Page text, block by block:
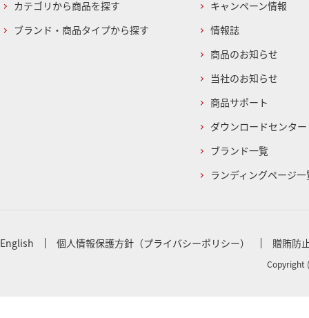
カテゴリから商品を探す
ブランド・商品タイプから探す
キャンペーン情報
情報誌
商品のお知らせ
当社のお知らせ
商品サポート
ダウンロードセンター
ブランド一覧
ランディングページ一
English 個人情報保護方針（プライバシーポリシー） 贈賄防
Copyright